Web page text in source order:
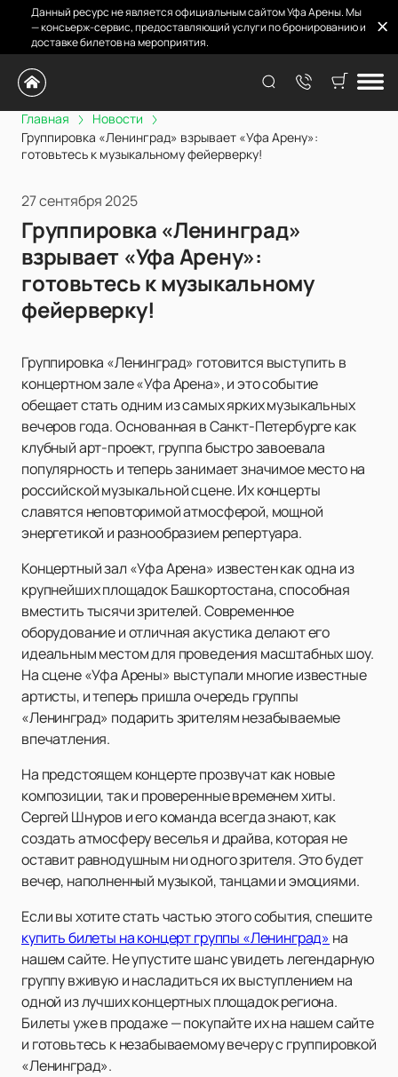
Данный ресурс не является официальным сайтом Уфа Арены. Мы
— консьерж-сервис, предоставляющий услуги по бронированию и
доставке билетов на мероприятия.
Главная
Новости
Группировка «Ленинград» взрывает «Уфа Арену»:
готовьтесь к музыкальному фейерверку!
27 сентября 2025
Группировка «Ленинград»
взрывает «Уфа Арену»:
готовьтесь к музыкальному
фейерверку!
Группировка «Ленинград» готовится выступить в
концертном зале «Уфа Арена», и это событие
обещает стать одним из самых ярких музыкальных
вечеров года. Основанная в Санкт-Петербурге как
клубный арт-проект, группа быстро завоевала
популярность и теперь занимает значимое место на
российской музыкальной сцене. Их концерты
славятся неповторимой атмосферой, мощной
энергетикой и разнообразием репертуара.
Концертный зал «Уфа Арена» известен как одна из
крупнейших площадок Башкортостана, способная
вместить тысячи зрителей. Современное
оборудование и отличная акустика делают его
идеальным местом для проведения масштабных шоу.
На сцене «Уфа Арены» выступали многие известные
артисты, и теперь пришла очередь группы
«Ленинград» подарить зрителям незабываемые
впечатления.
На предстоящем концерте прозвучат как новые
композиции, так и проверенные временем хиты.
Сергей Шнуров и его команда всегда знают, как
создать атмосферу веселья и драйва, которая не
оставит равнодушным ни одного зрителя. Это будет
вечер, наполненный музыкой, танцами и эмоциями.
Если вы хотите стать частью этого события, спешите
купить билеты на концерт группы «Ленинград» на
нашем сайте. Не упустите шанс увидеть легендарную
группу вживую и насладиться их выступлением на
одной из лучших концертных площадок региона.
Билеты уже в продаже — покупайте их на нашем сайте
и готовьтесь к незабываемому вечеру с группировкой
«Ленинград».